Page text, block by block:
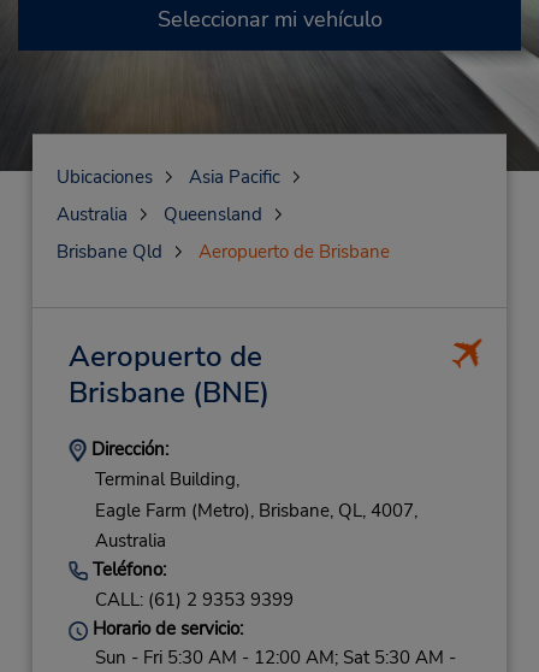
Seleccionar mi vehículo
Ubicaciones
Asia Pacific
Australia
Queensland
Brisbane Qld
Aeropuerto de Brisbane
Aeropuerto de
Brisbane (BNE)
Dirección:
Terminal Building,
Eagle Farm (Metro), Brisbane, QL, 4007,
Australia
Teléfono:
CALL: (61) 2 9353 9399
Horario de servicio:
Sun - Fri 5:30 AM - 12:00 AM; Sat 5:30 AM -